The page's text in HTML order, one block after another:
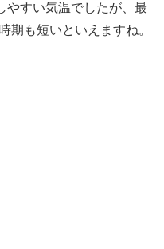
やすい気温でしたが、最
期も短いといえますね。